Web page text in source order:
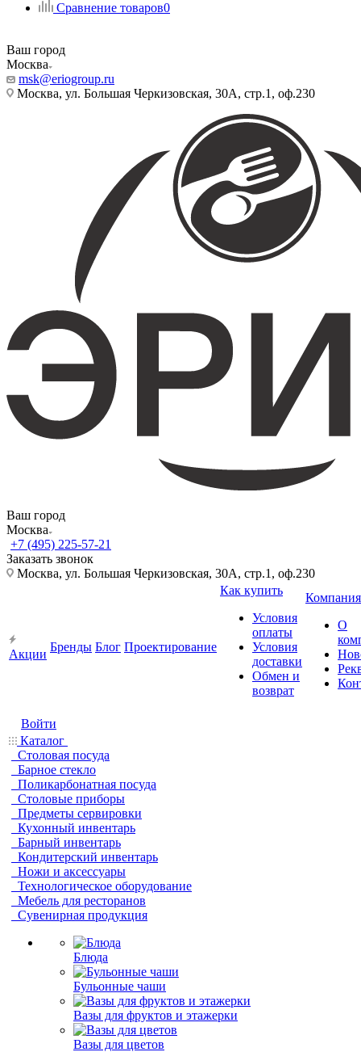
Сравнение товаров0
Ваш город
Москва
msk@eriogroup.ru
Москва, ул. Большая Черкизовская, 30А, стр.1, оф.230
Ваш город
Москва
+7 (495) 225-57-21
Заказать звонок
Москва, ул. Большая Черкизовская, 30А, стр.1, оф.230
Акции
Бренды Блог Проектирование
Как купить
Условия
оплаты
Условия
доставки
Обмен и
возврат
Компания
О
Войти
Каталог
Столовая посуда
Барное стекло
Поликарбонатная посуда
Столовые приборы
Предметы сервировки
Кухонный инвентарь
Барный инвентарь
Кондитерский инвентарь
Ножи и аксессуары
Технологическое оборудование
Мебель для ресторанов
Сувенирная продукция
Блюда
Бульонные чаши
Вазы для фруктов и этажерки
Вазы для цветов